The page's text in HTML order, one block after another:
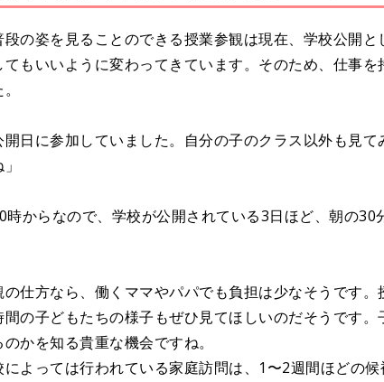
の姿を見ることのできる授業参観は現在、学校公開と
てもいいように変わってきています。そのため、仕事を
開日に参加していました。自分の子のクラス以外も見
時からなので、学校が公開されている3日ほど、朝の
の仕方なら、働くママやパパでも負担は少なそうです
の子どもたちの様子もぜひ見てほしいのだそうです
かを知る貴重な機会ですね。
よっては行われている家庭訪問は、1〜2週間ほどの